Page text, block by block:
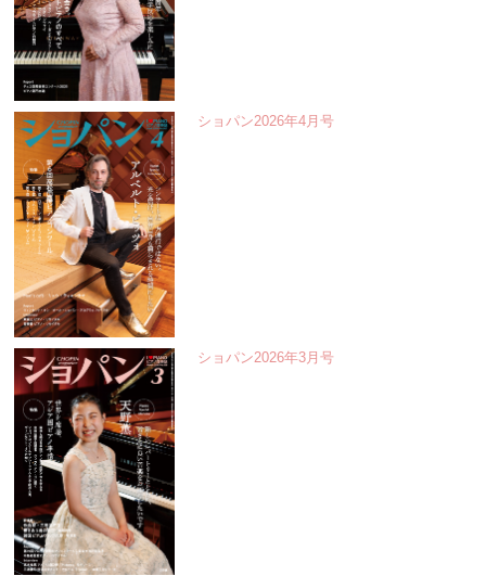
ショパン2026年4月号
ショパン2026年3月号